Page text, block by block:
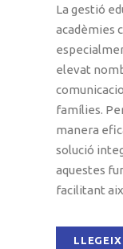
La gestió
acadèmies
elevat
famílies.
manera
solució
aquestes
facilitant
LLEGEIX